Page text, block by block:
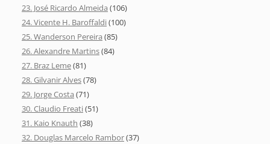
23. José Ricardo Almeida (106)
24. Vicente H. Baroffaldi(100)
25. Wanderson Pereira (85)
26. Alexandre Martins(84)
27. Braz Leme(81)
28. Gilvanir Alves(78)
29. Jorge Costa (71)
30. Claudio Freati(51)
31. Kaio Knauth (38)
32. Douglas Marcelo Rambor(37)